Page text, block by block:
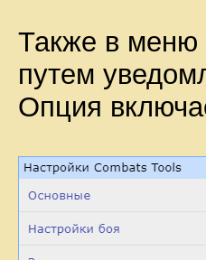
Также в меню
путем
Опция